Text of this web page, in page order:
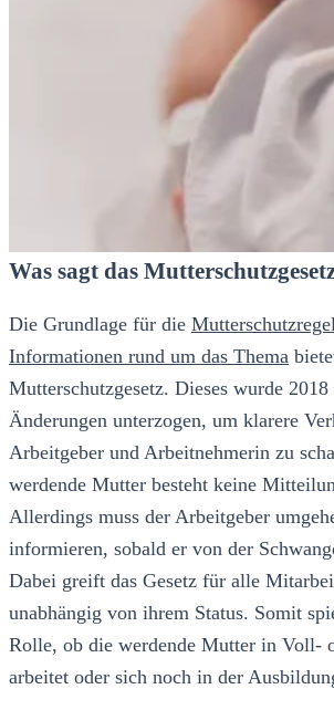
Was sagt das
Die Grundlage für die
Informationen rund um das Thema
Mutterschutzgesetz. Dieses wurde
Änderungen unterzogen, um klarere
Arbeitgeber und Arbeitnehmerin zu
werdende Mutter besteht keine
Allerdings muss der Arbeitgeber
informieren, sobald er von der
Dabei greift das Gesetz für alle
unabhängig von ihrem Status. Somit
Rolle, ob die werdende Mutter in Voll-
arbeitet oder sich noch in der